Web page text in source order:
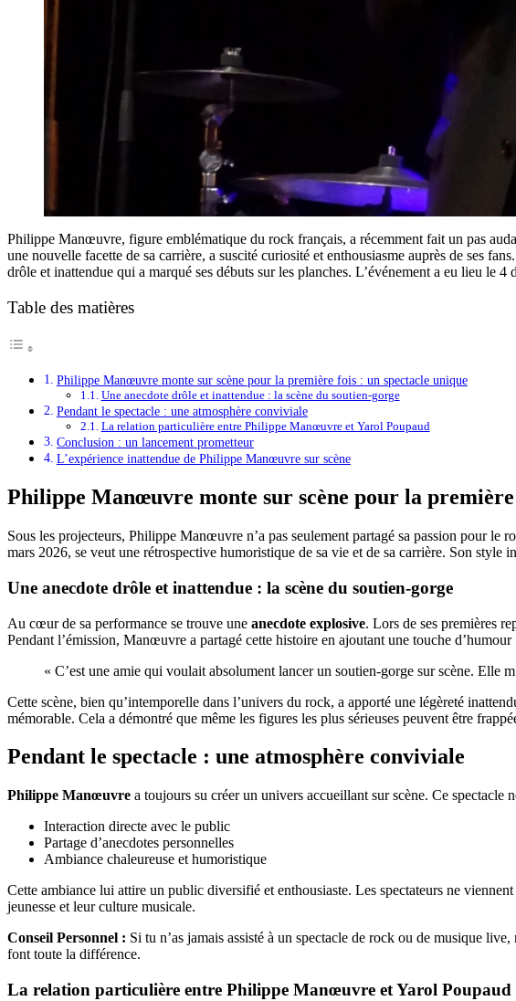
Philippe Manœuvre, figure emblématique du rock français, a récemment fait un pas
une nouvelle facette de sa carrière, a suscité curiosité et enthousiasme auprès de ses
drôle et inattendue qui a marqué ses débuts sur les planches. L’événement a eu lieu le 4
Table des matières
Philippe Manœuvre monte sur scène pour la première fois : un spectacle unique
Une anecdote drôle et inattendue : la scène du soutien-gorge
Pendant le spectacle : une atmosphère conviviale
La relation particulière entre Philippe Manœuvre et Yarol Poupaud
Conclusion : un lancement prometteur
L’expérience inattendue de Philippe Manœuvre sur scène
Philippe Manœuvre monte sur scène pour la
Sous les projecteurs, Philippe Manœuvre n’a pas seulement partagé sa passion pour
mars 2026, se veut une rétrospective humoristique de sa vie et de sa carrière. Son
Une anecdote drôle et inattendue : la scène du soutien-gorge
Au cœur de sa performance se trouve une anecdote explosive. Lors de ses premières
Pendant l’émission, Manœuvre a partagé cette histoire en ajoutant une touche d’humour
« C’est une amie qui voulait absolument lancer un soutien-gorge sur scène. Elle
Cette scène, bien qu’intemporelle dans l’univers du rock, a apporté une légèreté
mémorable. Cela a démontré que même les figures les plus sérieuses peuvent être
Pendant le spectacle : une atmosphère conviviale
Philippe Manœuvre a toujours su créer un univers accueillant sur scène. Ce
Interaction directe avec le public
Partage d’anecdotes personnelles
Ambiance chaleureuse et humoristique
Cette ambiance lui attire un public diversifié et enthousiaste. Les spectateurs ne
jeunesse et leur culture musicale.
Conseil Personnel : Si tu n’as jamais assisté à un spectacle de rock ou de musique
font toute la différence.
La relation particulière entre Philippe Manœuvre et Yarol Poupaud